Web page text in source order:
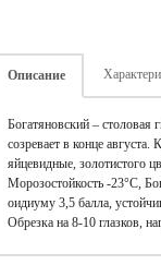
Описание
Богатяновский – столовая
созревает в конце
яйцевидные, золотистого
Морозостойкость -23°С,
оидиуму 3,5 балла,
Обрезка на 8-10 глазков,